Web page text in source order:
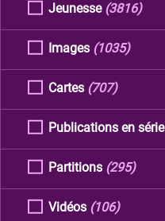
Jeunesse (3816)
Images (1035)
Cartes (707)
Publications en série
Partitions (295)
Vidéos (106)